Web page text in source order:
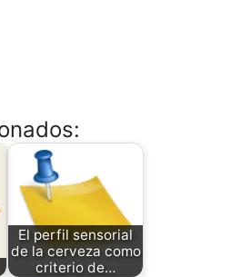
El perfil sensorial
de la cerveza como
criterio de…